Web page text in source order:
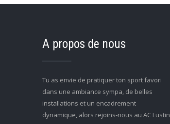
A propos de nous
Tu as envie de pratiquer ton sport favori
dans une ambiance sympa, de belles
installations et un encadrement
dynamique, alors rejoins-nous au AC Lustin